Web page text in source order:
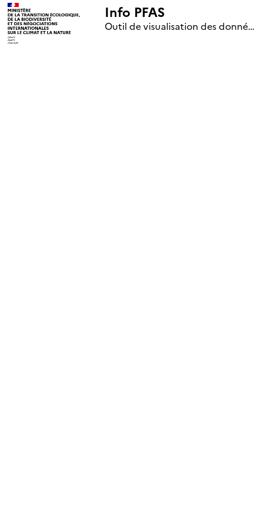
Info PFAS
Outil de visualisation des données nationales de surveillance des substances PFAS (mise à jour le 1er jour de chaque mois)
+
–